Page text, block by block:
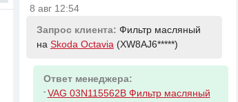
8 авг 12:54
Запрос клиента: Фильтр масляный
на Skoda Octavia(XW8AJ6*****)
Ответ менеджера:
- VAG 03N115562B Фильтр масляный